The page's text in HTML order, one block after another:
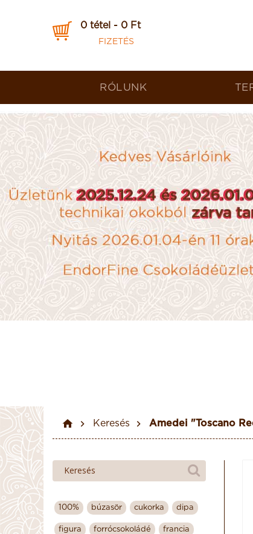
0 tétel - 0 Ft
FIZETÉS
RÓLUNK
Keresés Amedei "Toscano
100% búzasör cukorka dipa
figura forrócsokoládé francia